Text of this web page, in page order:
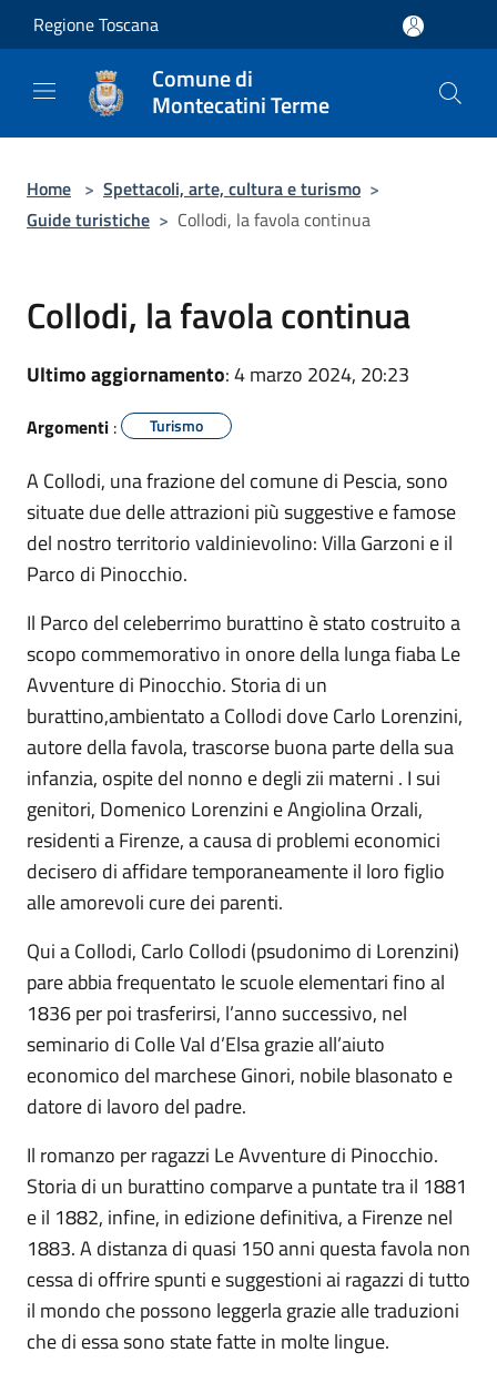
Salta al contenuto principale
Regione Toscana
Comune di
Montecatini Terme
Home > Spettacoli, arte, cultura e turismo >
Guide turistiche > Collodi, la favola continua
Collodi, la favola continua
Ultimo aggiornamento: 4 marzo 2024, 20:23
Argomenti : Turismo
A Collodi, una frazione del comune di Pescia, sono
situate due delle attrazioni più suggestive e famose
del nostro territorio valdinievolino: Villa Garzoni e il
Parco di Pinocchio.
Il Parco del celeberrimo burattino è stato costruito a
scopo commemorativo in onore della lunga fiaba Le
Avventure di Pinocchio. Storia di un
burattino,ambientato a Collodi dove Carlo Lorenzini,
autore della favola, trascorse buona parte della sua
infanzia, ospite del nonno e degli zii materni . I sui
genitori, Domenico Lorenzini e Angiolina Orzali,
residenti a Firenze, a causa di problemi economici
decisero di affidare temporaneamente il loro figlio
alle amorevoli cure dei parenti.
Qui a Collodi, Carlo Collodi (psudonimo di Lorenzini)
pare abbia frequentato le scuole elementari fino al
1836 per poi trasferirsi, l’anno successivo, nel
seminario di Colle Val d’Elsa grazie all’aiuto
economico del marchese Ginori, nobile blasonato e
datore di lavoro del padre.
Il romanzo per ragazzi Le Avventure di Pinocchio.
Storia di un burattino comparve a puntate tra il 1881
e il 1882, infine, in edizione definitiva, a Firenze nel
1883. A distanza di quasi 150 anni questa favola non
cessa di offrire spunti e suggestioni ai ragazzi di tutto
il mondo che possono leggerla grazie alle traduzioni
che di essa sono state fatte in molte lingue.